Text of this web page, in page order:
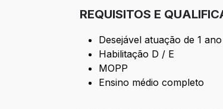
REQUISITOS E
Desejável atuação de 1
Habilitação D / E
MOPP
Ensino médio completo